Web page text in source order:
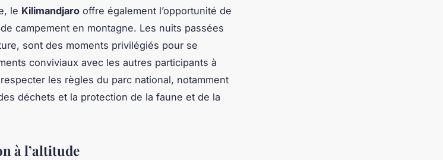
le Kilimandjaro offre également l’opportunité de
campement en montagne. Les nuits passées
sont des moments privilégiés pour se
conviviaux avec les autres participants à
les règles du parc national, notamment
déchets et la protection de la faune et de la
à l’altitude